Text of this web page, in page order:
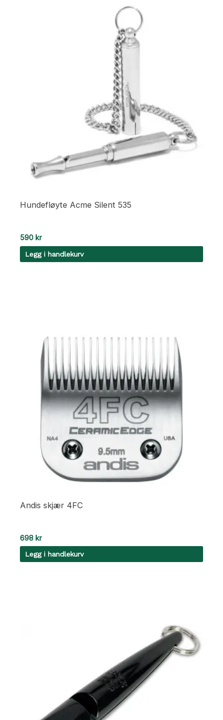
Hundefløyte Acme Silent 535
590 kr
Legg i handlekurv
Andis skjær 4FC
698 kr
Legg i handlekurv